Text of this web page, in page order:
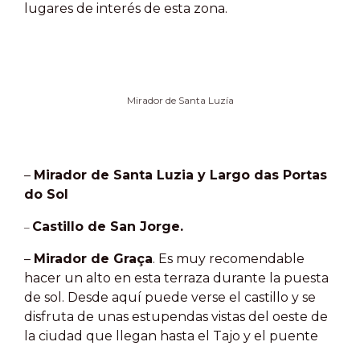
lugares de interés de esta zona.
Mirador de Santa Luzía
– Mirador de Santa Luzia y Largo das Portas
do Sol
– Castillo de San Jorge.
– Mirador de Graça. Es muy recomendable
hacer un alto en esta terraza durante la puesta
de sol. Desde aquí puede verse el castillo y se
disfruta de unas estupendas vistas del oeste de
la ciudad que llegan hasta el Tajo y el puente